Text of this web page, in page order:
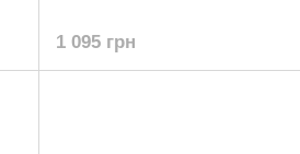
1 095 грн